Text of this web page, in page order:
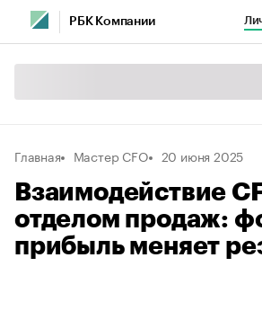
РБК Компании
Главная Мастер CFO 20 июня 2025
Взаимодействие
отделом продаж:
прибыль меняет